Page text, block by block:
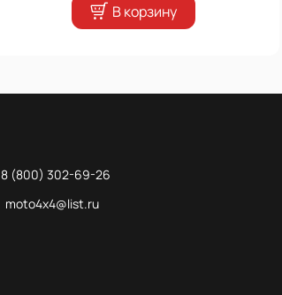
В корзину
8 (800) 302-69-26
moto4x4@list.ru